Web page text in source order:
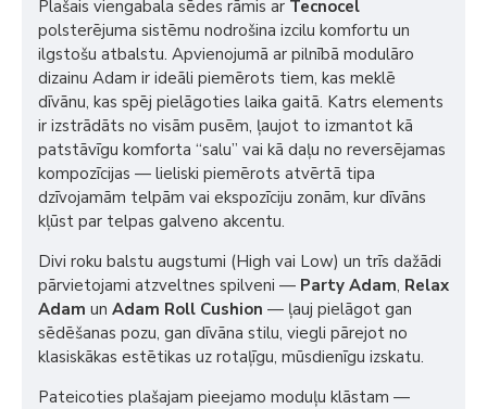
Plašais viengabala sēdes rāmis ar Tecnocel
polsterējuma sistēmu nodrošina izcilu komfortu un
ilgstošu atbalstu. Apvienojumā ar pilnībā modulāro
dizainu Adam ir ideāli piemērots tiem, kas meklē
dīvānu, kas spēj pielāgoties laika gaitā. Katrs elements
ir izstrādāts no visām pusēm, ļaujot to izmantot kā
patstāvīgu komforta “salu” vai kā daļu no reversējamas
kompozīcijas — lieliski piemērots atvērtā tipa
dzīvojamām telpām vai ekspozīciju zonām, kur dīvāns
kļūst par telpas galveno akcentu.
Divi roku balstu augstumi (High vai Low) un trīs dažādi
pārvietojami atzveltnes spilveni — Party Adam, Relax
Adam un Adam Roll Cushion — ļauj pielāgot gan
sēdēšanas pozu, gan dīvāna stilu, viegli pārejot no
klasiskākas estētikas uz rotaļīgu, mūsdienīgu izskatu.
Pateicoties plašajam pieejamo moduļu klāstam —